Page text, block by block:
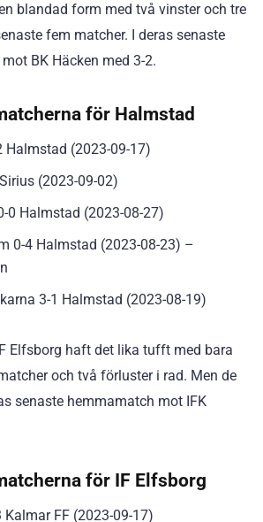
blandad form med två vinster och tre
fem matcher. I deras senaste
BK Häcken med 3-2.
för Halmstad
Halmstad (2023-09-17)
(2023-09-02)
0 Halmstad (2023-08-27)
0-4 Halmstad (2023-08-23) –
3-1 Halmstad (2023-08-19)
Elfsborg haft det lika tufft med bara
och två förluster i rad. Men de
senaste hemmamatch mot IFK
för IF Elfsborg
Kalmar FF (2023-09-17)